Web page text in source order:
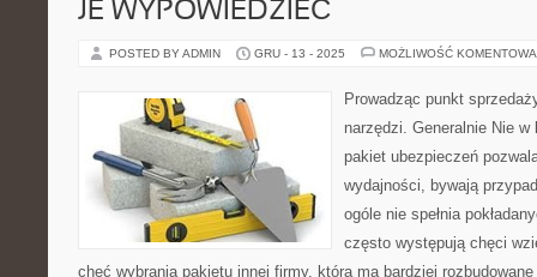
JE WYPOWIEDZIEĆ
POSTED BY ADMIN GRU - 13 - 2025 MOŻLIWOŚĆ
Prowadząc punkt
narzędzi. Generalnie Nie
pakiet ubezpieczeń
wydajności, bywają
ogóle nie spełnia
często występują chęci
chęć wybrania pakietu innej firmy, która ma bardziej